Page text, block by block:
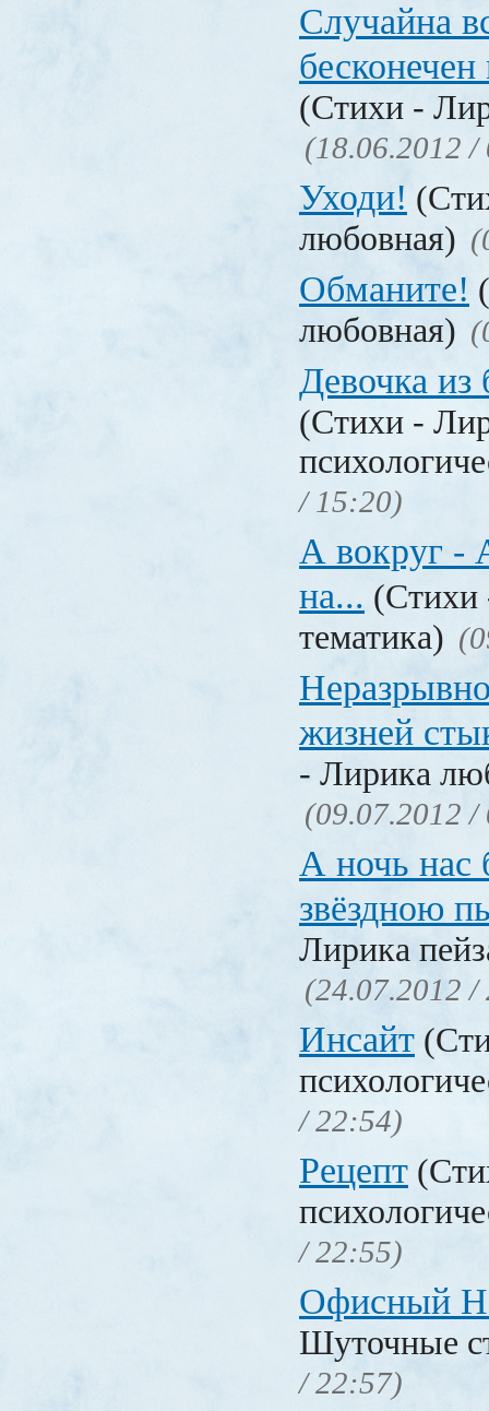
Случайна
(Стихи -
(18.06.2012 /
Уходи!
любовная)
Обманите!
любовная)
Девочка
(Стихи -
/ 15:20)
А вокруг -
на... (Стихи
тематика)
жизней
- Лирика
(09.07.2012 /
А ночь нас
звёздною
Лирика
(24.07.2012 /
Инсайт
/ 22:54)
Рецепт
/ 22:55)
Офисный
Шуточные
/ 22:57)